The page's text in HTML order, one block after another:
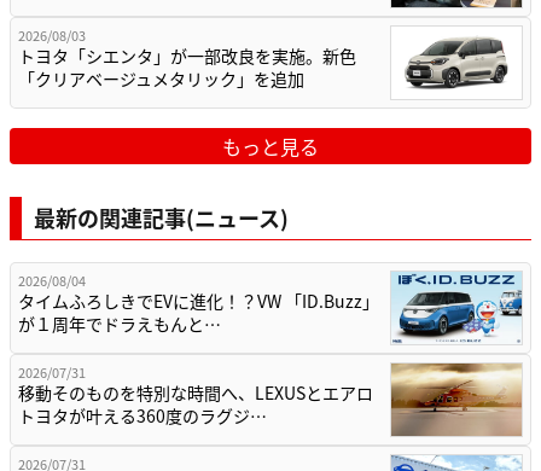
2026/08/03
トヨタ「シエンタ」が一部改良を実施。新色
「クリアベージュメタリック」を追加
もっと見る
最新の関連記事(ニュース)
2026/08/04
タイムふろしきでEVに進化！？VW 「ID.Buzz」
が１周年でドラえもんと…
2026/07/31
移動そのものを特別な時間へ、LEXUSとエアロ
トヨタが叶える360度のラグジ…
2026/07/31